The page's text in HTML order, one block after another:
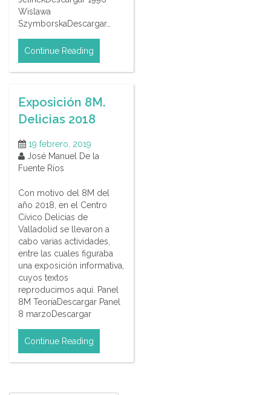
Wislawa
SzymborskaDescargar…
Continue Reading
Exposición 8M.
Delicias 2018
19 febrero, 2019
José Manuel De la
Fuente Ríos
Con motivo del 8M del
año 2018, en el Centro
Cívico Delicias de
Valladolid se llevaron a
cabo varias actividades,
entre las cuales figuraba
una exposición informativa,
cuyos textos
reproducimos aquí. Panel
8M TeoríaDescargar Panel
8 marzoDescargar
Continue Reading